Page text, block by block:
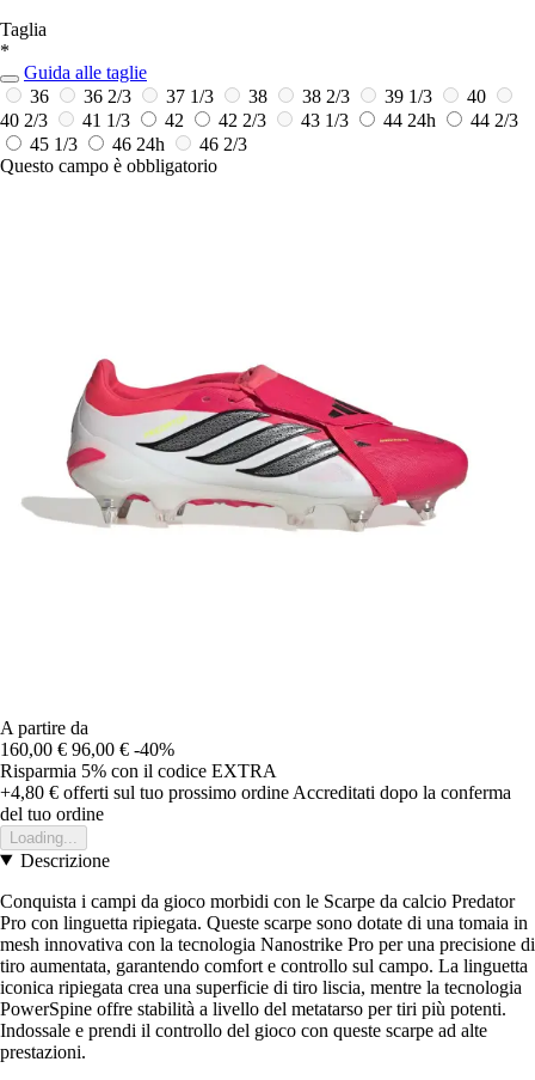
Taglia
*
Guida alle taglie
36
36 2/3 37 1/3 38 38 2/3 39 1/3
40
40 2/3
41 1/3 42 42 2/3 43 1/3 44 24h
44 2/3
45 1/3
46 24h
46 2/3
Questo campo è obbligatorio
A partire da
160,00 € 96,00 € -40%
Risparmia 5% con il codice EXTRA
+4,80 € offerti sul tuo prossimo ordine Accreditati dopo la conferma
del tuo ordine
Loading...
Descrizione
Conquista i campi da gioco morbidi con le Scarpe da calcio Predator
Pro con linguetta ripiegata. Queste scarpe sono dotate di una tomaia in
mesh innovativa con la tecnologia Nanostrike Pro per una precisione di
tiro aumentata, garantendo comfort e controllo sul campo. La linguetta
iconica ripiegata crea una superficie di tiro liscia, mentre la tecnologia
PowerSpine offre stabilità a livello del metatarso per tiri più potenti.
Indossale e prendi il controllo del gioco con queste scarpe ad alte
prestazioni.